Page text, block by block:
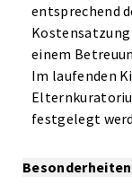
entsprechend
einem
Im laufenden
festgelegt
Besonderheiten